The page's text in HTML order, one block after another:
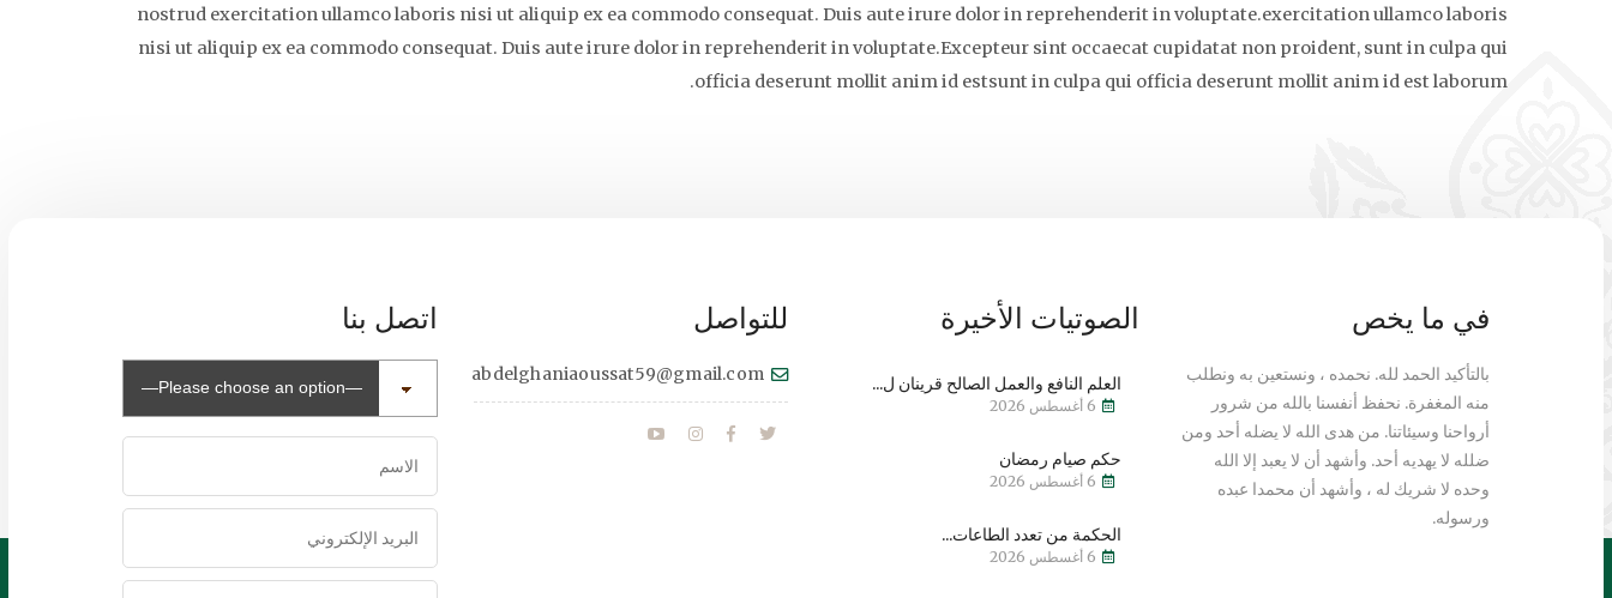
nostrud exercitation ullamco laboris nisi ut aliquip ex ea commodo consequat. Duis aute irure dolor in reprehenderit in voluptate.exercitation ullamco laboris
nisi ut aliquip ex ea commodo consequat. Duis aute irure dolor in reprehenderit in voluptate.Excepteur sint occaecat cupidatat non proident, sunt in culpa qui
officia deserunt mollit anim id estsunt in culpa qui officia deserunt mollit anim id est laborum.
في ما يخص
بالتأكيد الحمد لله. نحمده ، ونستعين به ونطلب
منه المغفرة. نحفظ أنفسنا بالله من شرور
أرواحنا وسيئاتنا. من هدى الله لا يضله أحد ومن
ضلله لا يهديه أحد. وأشهد أن لا يعبد إلا الله
وحده لا شريك له ، وأشهد أن محمدا عبده
ورسوله.
الصوتيات الأخيرة
العلم النافع والعمل الصالح قرينان ل...
6 أغسطس 2026
حكم صيام رمضان
6 أغسطس 2026
الحكمة من تعدد الطاعات...
6 أغسطس 2026
للتواصل
abdelghaniaoussat59@gmail.com
اتصل بنا